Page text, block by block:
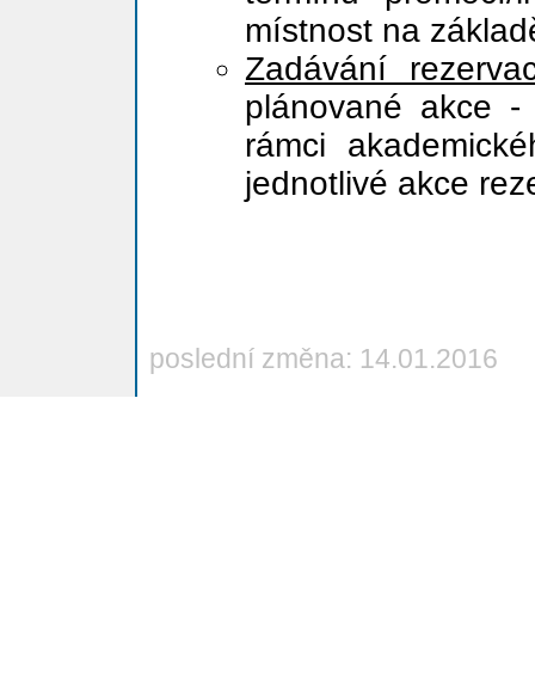
místnost na
Zadávání
plánované akce
rámci
jednotlivé akce
poslední změna: 14.01.2016